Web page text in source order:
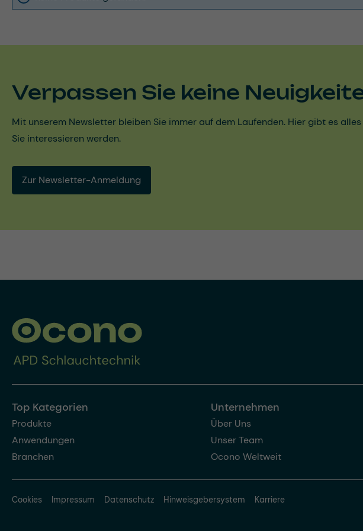
Verpassen Sie keine
Mit unserem Newsletter bleiben Sie immer auf dem Laufenden. Hier gibt es
Sie interessieren werden.
Zur Newsletter-Anmeldung
Top Kategorien
Produkte
Anwendungen
Branchen
Unternehmen
Über Uns
Unser Team
Ocono Weltweit
Cookies Impressum Datenschutz Hinweisgebersystem Karriere